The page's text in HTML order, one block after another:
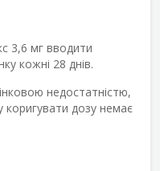
3,6 мг вводити
кожні 28 днів.
недостатністю,
коригувати дозу немає